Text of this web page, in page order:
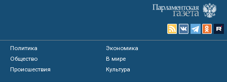
Политика
Экономика
Общество
В мире
Происшествия
Культура